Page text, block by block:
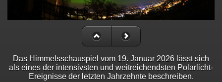
Das Himmelsschauspiel vom 19. Januar 2026 lässt sich
als eines der intensivsten und weitreichendsten Polarlicht-
Ereignisse der letzten Jahrzehnte beschreiben.